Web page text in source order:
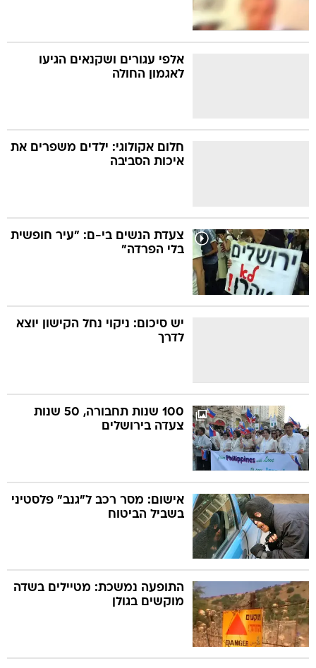
אלפי עגורים ושקנאים הגיעו
לאגמון החולה
חלום אקולוגי: ילדים משפרים את
איכות הסביבה
צעדת הנשים בי-ם: "עיר חופשית
בלי הפרדה"
יש סיכום: ניקוי נחל הקישון יוצא
לדרך
100 שנות תחבורה, 50 שנות
צעדה בירושלים
אישום: מסר רכב ל"גנב" פלסטיני
בשביל הביטוח
התופעה נמשכת: מטיילים בשדה
מוקשים בגולן